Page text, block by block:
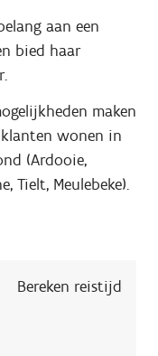
aan een
bied haar
maken
wonen in
(Ardooie,
Tielt, Meulebeke).
Bereken reistijd